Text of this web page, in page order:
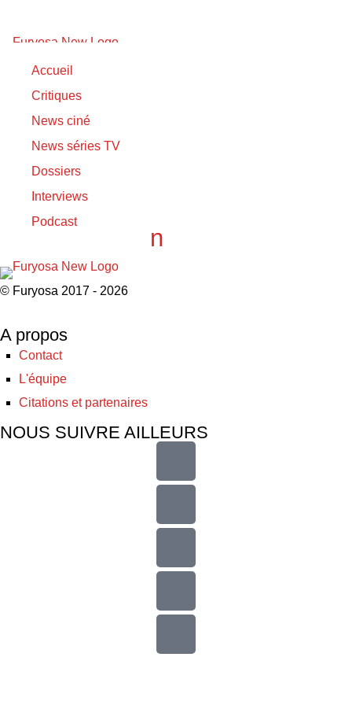
Accueil
Critiques
News ciné
News séries TV
Dossiers
Interviews
Podcast
RIP
23/02/2025
23/02/2025
The Rip
RIP Bill Paxton
© Furyosa 2017 - 2026
A propos
Contact
L'équipe
Citations et partenaires
NOUS SUIVRE AILLEURS